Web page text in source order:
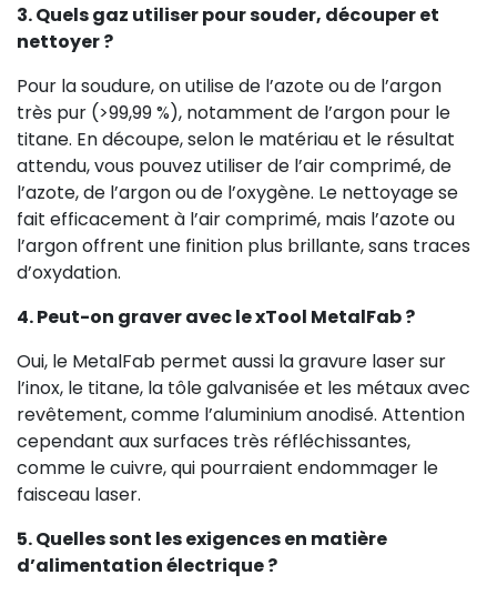
3. Quels gaz utiliser pour souder, découper et
nettoyer ?
Pour la soudure, on utilise de l’azote ou de l’argon
très pur (>99,99 %), notamment de l’argon pour le
titane. En découpe, selon le matériau et le résultat
attendu, vous pouvez utiliser de l’air comprimé, de
l’azote, de l’argon ou de l’oxygène. Le nettoyage se
fait efficacement à l’air comprimé, mais l’azote ou
l’argon offrent une finition plus brillante, sans traces
d’oxydation.
4. Peut-on graver avec le xTool MetalFab ?
Oui, le MetalFab permet aussi la gravure laser sur
l’inox, le titane, la tôle galvanisée et les métaux avec
revêtement, comme l’aluminium anodisé. Attention
cependant aux surfaces très réfléchissantes,
comme le cuivre, qui pourraient endommager le
faisceau laser.
5. Quelles sont les exigences en matière
d’alimentation électrique ?